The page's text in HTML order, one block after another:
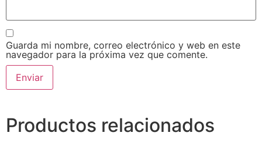
Guarda mi nombre, correo electrónico y web en este
navegador para la próxima vez que comente.
Productos relacionados